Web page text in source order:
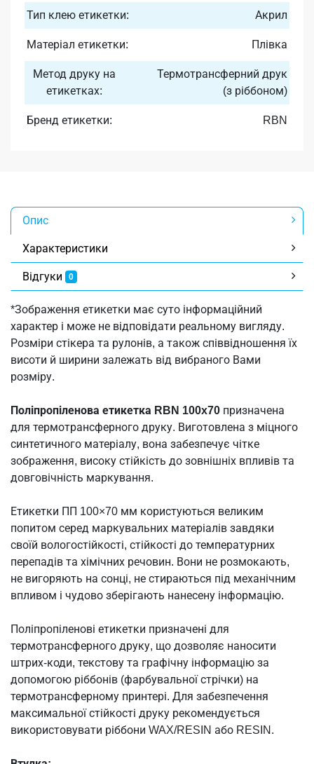
Тип клею етикетки: Акрил
Матеріал етикетки: Плівка
Метод друку на
етикетках:
Термотрансферний друк
(з ріббоном)
Бренд етикетки: RBN
Опис
Характеристики
Відгуки 0
*Зображення етикетки має суто інформаційний
характер і може не відповідати реальному вигляду.
Розміри стікера та рулонів, а також співвідношення їх
висоти й ширини залежать від вибраного Вами
розміру.
Поліпропіленова етикетка RBN 100x70 призначена
для термотрансферного друку. Виготовлена з міцного
синтетичного матеріалу, вона забезпечує чітке
зображення, високу стійкість до зовнішніх впливів та
довговічність маркування.
Етикетки ПП 100×70 мм користуються великим
попитом серед маркувальних матеріалів завдяки
своїй вологостійкості, стійкості до температурних
перепадів та хімічних речовин. Вони не розмокають,
не вигоряють на сонці, не стираються під механічним
впливом і чудово зберігають нанесену інформацію.
Поліпропіленові етикетки призначені для
термотрансферного друку, що дозволяє наносити
штрих-коди, текстову та графічну інформацію за
допомогою ріббонів (фарбувальної стрічки) на
термотрансферному принтері. Для забезпечення
максимальної стійкості друку рекомендується
використовувати ріббони WAX/RESIN або RESIN.